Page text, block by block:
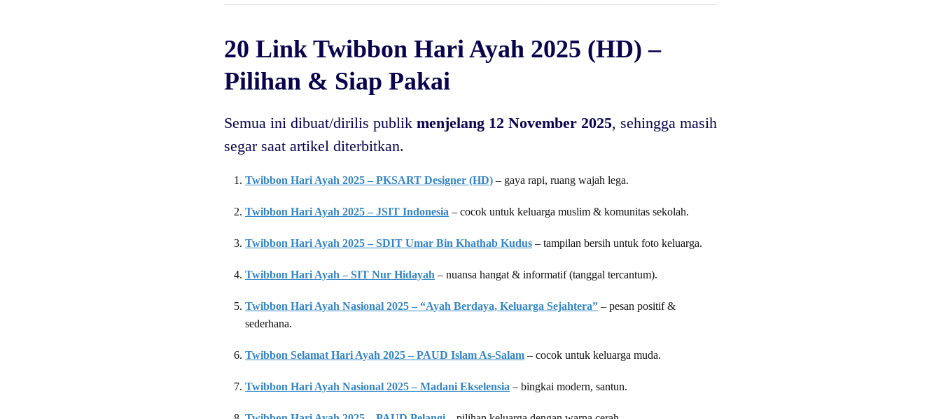
20 Link Twibbon Hari Ayah 2025 (HD) –
Pilihan & Siap Pakai
Semua ini dibuat/dirilis publik menjelang 12 November 2025, sehingga masih
segar saat artikel diterbitkan.
Twibbon Hari Ayah 2025 – PKSART Designer (HD) – gaya rapi, ruang wajah lega.
Twibbon Hari Ayah 2025 – JSIT Indonesia – cocok untuk keluarga muslim & komunitas sekolah.
Twibbon Hari Ayah 2025 – SDIT Umar Bin Khathab Kudus – tampilan bersih untuk foto keluarga.
Twibbon Hari Ayah – SIT Nur Hidayah – nuansa hangat & informatif (tanggal tercantum).
Twibbon Hari Ayah Nasional 2025 – “Ayah Berdaya, Keluarga Sejahtera” – pesan positif &
sederhana.
Twibbon Selamat Hari Ayah 2025 – PAUD Islam As-Salam – cocok untuk keluarga muda.
Twibbon Hari Ayah Nasional 2025 – Madani Ekselensia – bingkai modern, santun.